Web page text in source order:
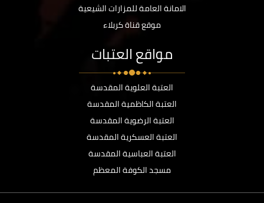
الامانة العامة للمزارات الشيعية
موقع قناة كربلاء
مواقع العتبات
العتبة العلوية المقدسة
العتبة الكاظمية المقدسة
العتبة الرضوية المقدسة
العتبة العسكرية المقدسة
العتبة العباسية المقدسة
مسجد الكوفة المعظم